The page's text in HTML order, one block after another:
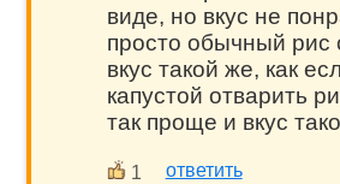
виде, но вкус не
просто обычный рис
вкус такой же, как
капустой отварить
так проще и вкус
1 ответить